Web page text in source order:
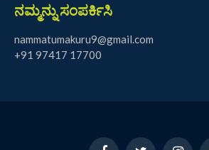
ನಮ್ಮನ್ನು ಸಂಪರ್ಕಿಸಿ
nammatumakuru9@gmail.com
+91 97417 17700